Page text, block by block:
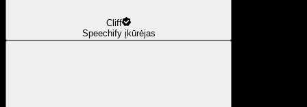
Cliff
Speechify įkūrėjas